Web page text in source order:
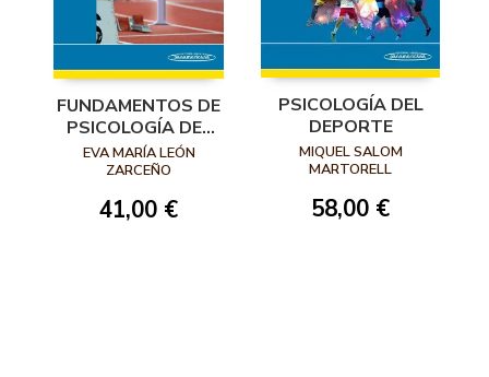
FUNDAMENTOS DE
PSICOLOGÍA DEL
DEPORTE
EVA MARÍA LEÓN
ZARCEÑO
41,00 €
PSICOLOGÍA DEL
DEPORTE
MIQUEL SALOM
MARTORELL
58,00 €